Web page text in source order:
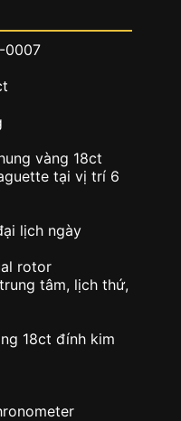
0007
vàng 18ct
tại vị trí 6
lịch ngày
rotor
tâm, lịch thứ,
18ct đính kim